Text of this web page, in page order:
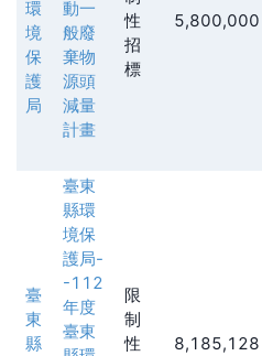
環
境
保
護
局
動一
般廢
棄物
源頭
減量
計畫
性
招
標
5,800,000
臺
東
縣
臺東
縣環
境保
護局-
-112
年度
臺東
限
制
性
8,185,128